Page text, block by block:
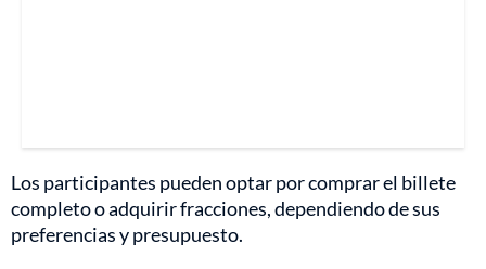
Los participantes pueden optar por comprar el billete
completo o adquirir fracciones, dependiendo de sus
preferencias y presupuesto.